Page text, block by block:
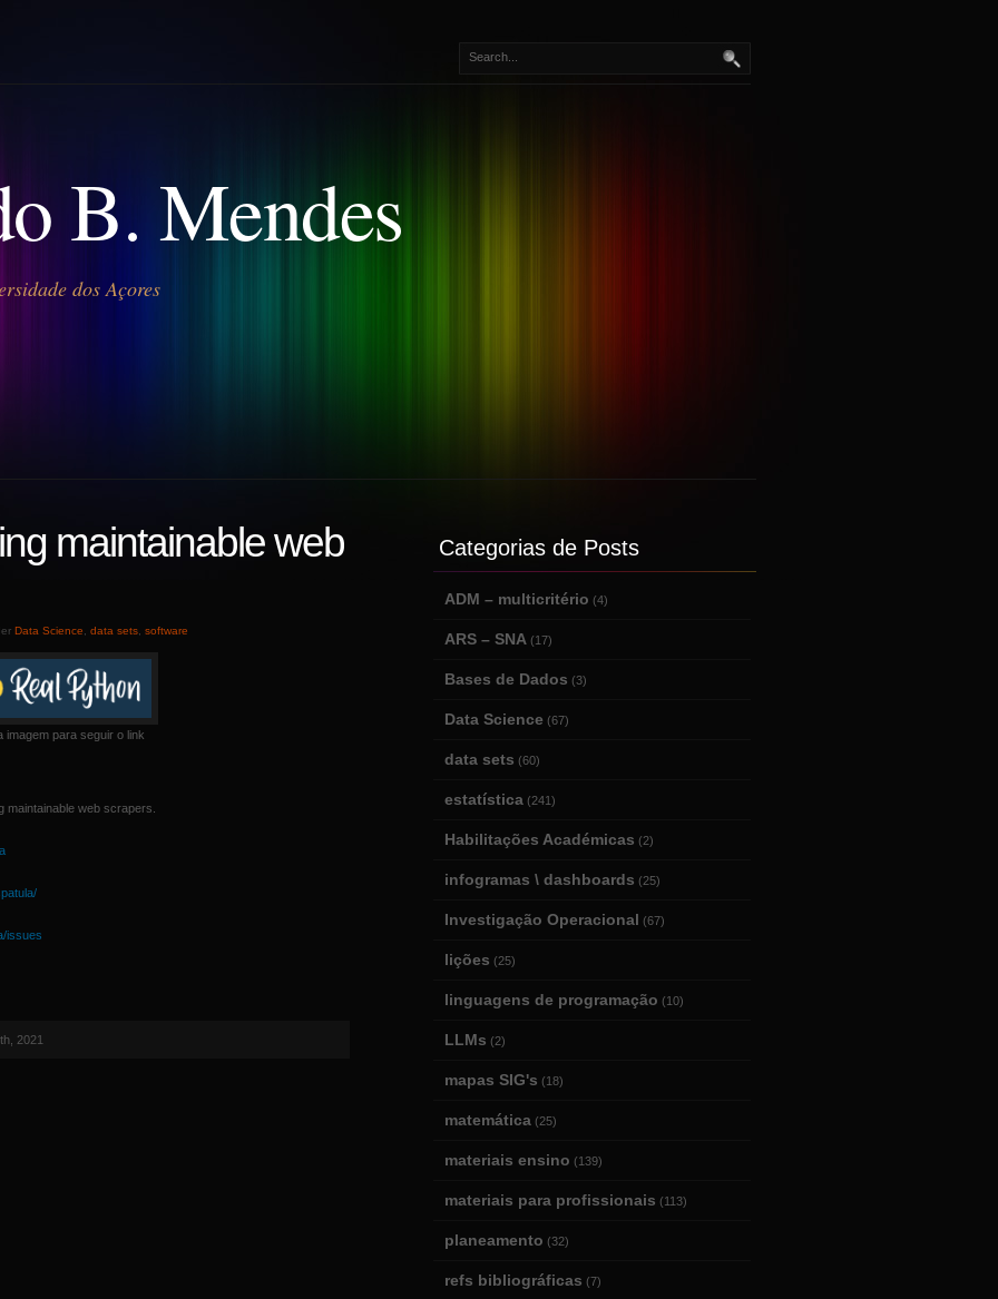
B. Mendes
dos Açores
maintainable web
Data Science data sets software
imagem para seguir o link
maintainable web scrapers.
issues
2021
Categorias de Posts
ADM – multicritério (4)
ARS – SNA (17)
Bases de Dados (3)
Data Science (67)
data sets (60)
estatística (241)
Habilitações Académicas (2)
infogramas \ dashboards (25)
Investigação Operacional (67)
lições (25)
linguagens de programação (10)
LLMs (2)
mapas SIG's (18)
matemática (25)
materiais ensino (139)
materiais para profissionais (113)
planeamento (32)
refs bibliográficas (7)